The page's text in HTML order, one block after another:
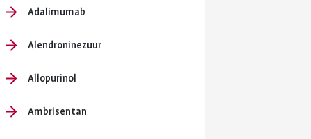
is
kan
om je
Adalimumab
Alendroninezuur
Allopurinol
Ambrisentan